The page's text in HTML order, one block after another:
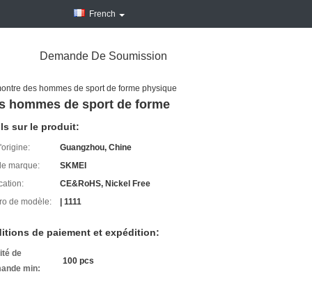
French
Demande De Soumission
des hommes de sport de forme physique
hommes de sport de forme
sur le produit:
Guangzhou, Chine
marque:
SKMEI
CE&RoHS, Nickel Free
de modèle:
| 1111
de paiement et expédition:
de
min:
100 pcs